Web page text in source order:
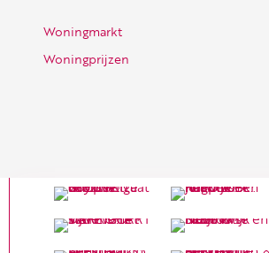
Woningmarkt
Woningprijzen